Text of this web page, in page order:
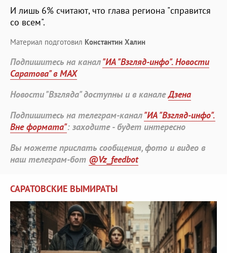
И лишь 6% считают, что глава региона "справится
со всем".
Материал подготовил Константин Халин
Подпишитесь на канал"ИА "Взгляд-инфо". Новости
Саратова" в MAX
Новости "Взгляда" доступны и в каналеДзена
Подпишитесь на телеграм-канал"ИА "Взгляд-инфо".
Вне формата": заходите - будет интересно
Вы можете прислать сообщения, фото и видео в
наш телеграм-бот @Vz_feedbot
САРАТОВСКИЕ ВЫМИРАТЫ